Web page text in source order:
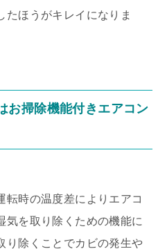
たほうがキレイになりま
掃除機能付きエアコン
転時の温度差によりエアコ
気を取り除くための機能に
り除くことでカビの発生や